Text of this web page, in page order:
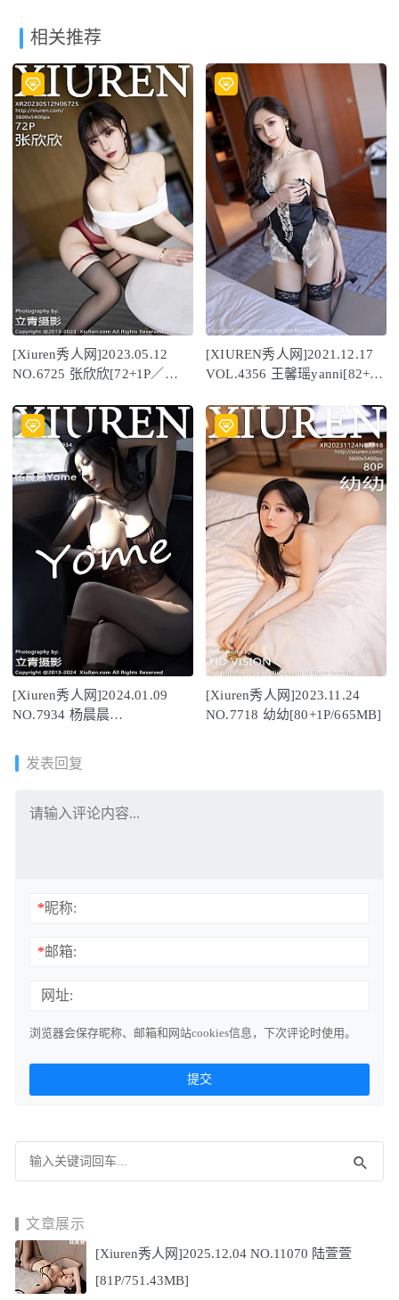
相关推荐
[Xiuren秀人网]2023.05.12
NO.6725 张欣欣[72+1P／
[XIUREN秀人网]2021.12.17
VOL.4356 王馨瑶yanni[82+1P
[Xiuren秀人网]2024.01.09
NO.7934 杨晨晨
[Xiuren秀人网]2023.11.24
NO.7718 幼幼[80+1P/665MB]
发表回复
*昵称:
*邮箱:
网址:
浏览器会保存昵称、邮箱和网站cookies信息，下次评论时使用。
文章展示
[Xiuren秀人网]2025.12.04 NO.11070 陆萱萱
[81P/751.43MB]